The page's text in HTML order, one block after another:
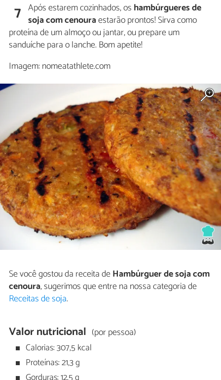
7 Após estarem cozinhados, os hambúrgueres de
soja com cenouraestarão prontos! Sirva como
proteína de um almoço ou jantar, ou prepare um
sanduíche para o lanche. Bom apetite!
Imagem: nomeatathlete.com
Se você gostou da receita deHambúrguer de soja com
cenoura, sugerimos que entre na nossa categoria de
Receitas de soja.
Valor nutricional (por pessoa)
Calorias: 307,5 kcal
Proteínas: 21,3 g